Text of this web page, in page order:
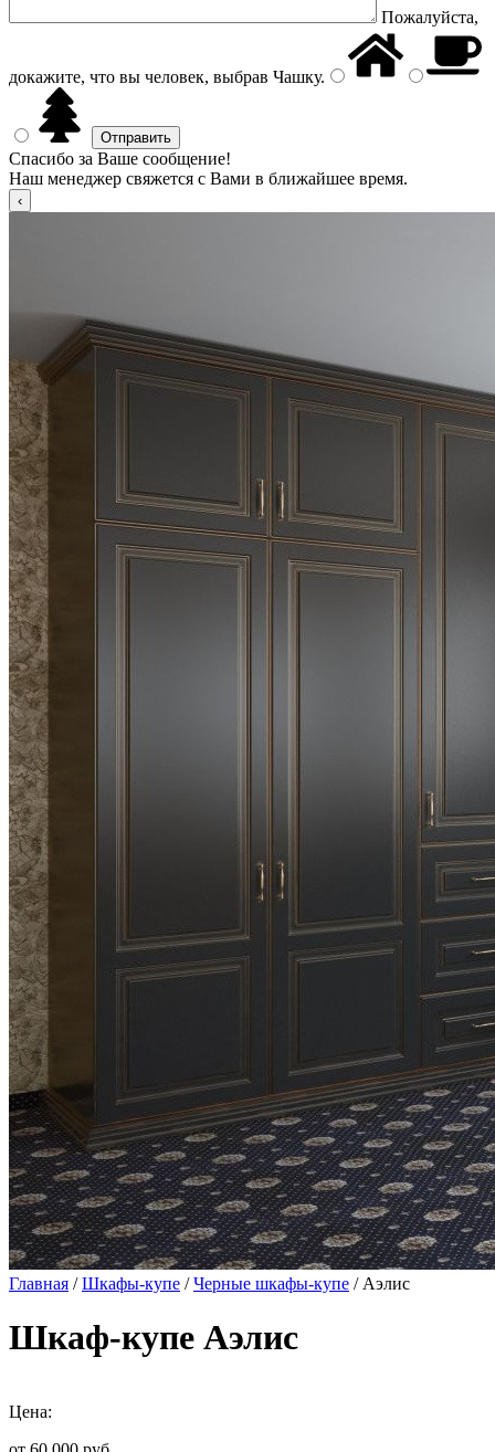
Пожалуйста,
докажите, что вы человек, выбрав Чашку.
Спасибо за Ваше сообщение!
Наш менеджер свяжется с Вами в ближайшее время.
Главная /Шкафы-купе /Черные шкафы-купе / Аэлис
Шкаф-купе Аэлис
Цена: